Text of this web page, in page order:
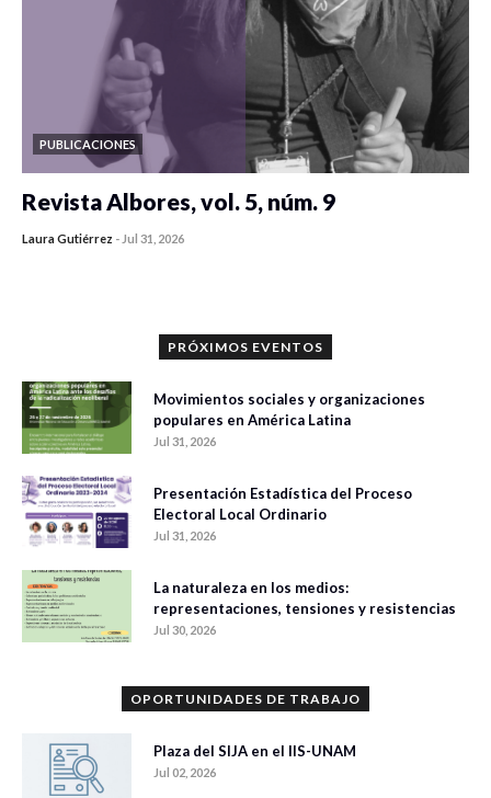
PUBLICACIONES
Revista Albores, vol. 5, núm. 9
Laura Gutiérrez - Jul 31, 2026
PRÓXIMOS EVENTOS
Movimientos sociales y organizaciones
populares en América Latina
Jul 31, 2026
Presentación Estadística del Proceso
Electoral Local Ordinario
Jul 31, 2026
La naturaleza en los medios:
representaciones, tensiones y resistencias
Jul 30, 2026
OPORTUNIDADES DE TRABAJO
Plaza del SIJA en el IIS-UNAM
Jul 02, 2026